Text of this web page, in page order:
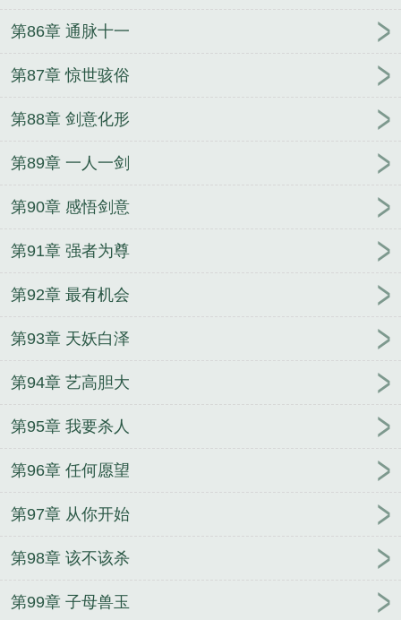
第86章 通脉十一
第87章 惊世骇俗
第88章 剑意化形
第89章 一人一剑
第90章 感悟剑意
第91章 强者为尊
第92章 最有机会
第93章 天妖白泽
第94章 艺高胆大
第95章 我要杀人
第96章 任何愿望
第97章 从你开始
第98章 该不该杀
第99章 子母兽玉